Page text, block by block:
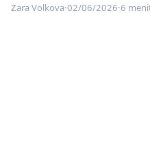
Zara Volkova·02/06/2026·6